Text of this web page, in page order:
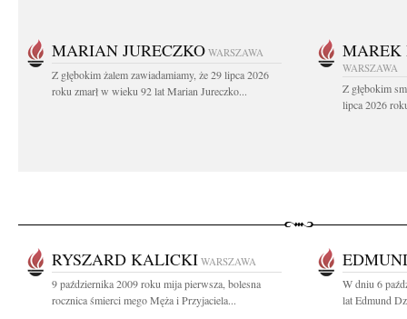
MARIAN JURECZKO WARSZAWA
Z głębokim żalem zawiadamiamy, że 29 lipca 2026
roku zmarł w wieku 92 lat Marian Jureczko...
MAREK
WARSZAWA
Z głębokim
lipca 2026
RYSZARD KALICKI WARSZAWA
9 października 2009 roku mija pierwsza, bolesna
rocznica śmierci mego Męża i Przyjaciela...
W dniu 6
lat Edmund